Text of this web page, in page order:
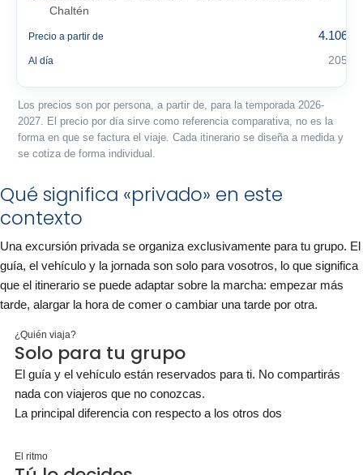
Chaltén
Precio a partir de 4.106 €
Al día 205 €
Los precios son por persona, a partir de, para la temporada 2026-
2027. El precio por día sirve como referencia comparativa, no es la
forma en que se factura el viaje. Cada itinerario se diseña a medida y
se cotiza de forma individual.
Qué significa «privado» en este
contexto
Una excursión privada se organiza exclusivamente para tu grupo. El
guía, el vehículo y la jornada son solo para vosotros, lo que significa
que el itinerario se puede adaptar sobre la marcha: empezar más
tarde, alargar la hora de comer o cambiar una tarde por otra.
¿Quién viaja?
Solo para tu grupo
El guía y el vehículo están reservados para ti. No compartirás
nada con viajeros que no conozcas.
La principal diferencia con respecto a los otros dos
El ritmo